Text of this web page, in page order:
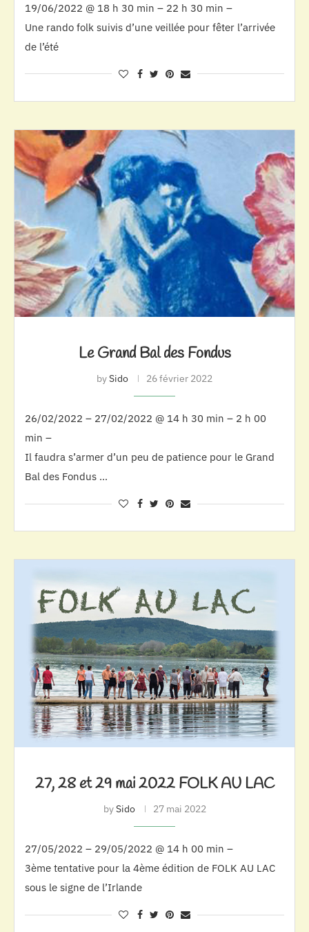
19/06/2022 @ 18 h 30 min – 22 h 30 min –
Une rando folk suivis d’une veillée pour fêter l’arrivée
de l’été
Le Grand Bal des Fondus
bySido 26 février 2022
26/02/2022 – 27/02/2022 @ 14 h 30 min – 2 h 00
min –
Il faudra s’armer d’un peu de patience pour le Grand
Bal des Fondus …
27, 28 et 29 mai 2022 FOLK AU LAC
bySido 27 mai 2022
27/05/2022 – 29/05/2022 @ 14 h 00 min –
3ème tentative pour la 4ème édition de FOLK AU LAC
sous le signe de l’Irlande